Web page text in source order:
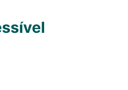
Do lado esquerdo,
no site